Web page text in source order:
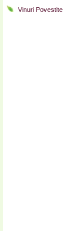
Vinuri Povestite